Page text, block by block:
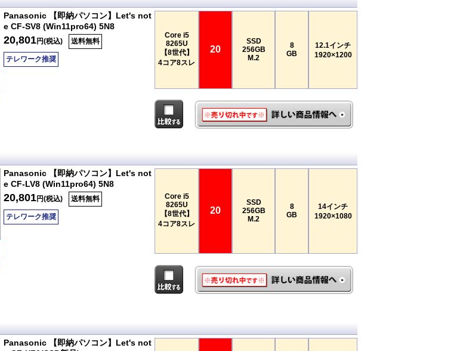
Panasonic 【即納パソコン】Let's not
e CF-SV8 (Win11pro64) 5N8
20,801円(税込) 送料無料
テレワーク推奨
Core i5
8265U
【8世代】
4コア8スレ
20
SSD
256GB
M.2
8
GB
12.1インチ
1920×1200
Panasonic 【即納パソコン】Let's not
e CF-LV8 (Win11pro64) 5N8
20,801円(税込) 送料無料
テレワーク推奨
Core i5
8265U
【8世代】
4コア8スレ
20
SSD
256GB
M.2
8
GB
14インチ
1920×1080
Panasonic 【即納パソコン】Let's not